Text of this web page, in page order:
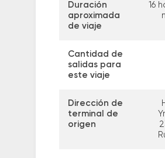
Duración
aproximada
de viaje
16
Cantidad de
salidas para
este viaje
Dirección de
terminal de
origen